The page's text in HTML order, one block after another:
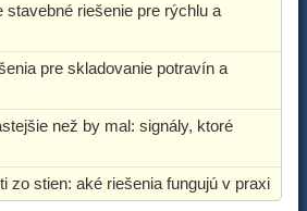
riešenie pre rýchlu a
pre skladovanie potravín a
než by mal: signály, ktoré
zo stien: aké riešenia fungujú v praxi